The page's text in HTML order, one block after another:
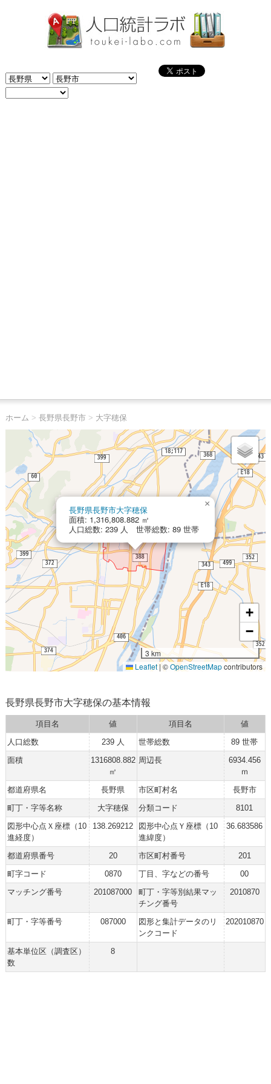
ホーム > 長野県長野市> 大字穂保
長野県長野市大字穂保
面積: 1,316,808.882 ㎡
人口総数: 239 人 世帯総数: 89 世帯
×
+
−
3 km
Leaflet | ©OpenStreetMapcontributors
長野県長野市大字穂保の基本情報
項目名 値 項目名
値
人口総数
239 人 世帯総数
89 世帯
面積
1316808.882
㎡
周辺長
6934.456
ｍ
都道府県名
長野県 市区町村名
長野市
町丁・字等名称
大字穂保 分類コード
8101
図形中心点Ｘ座標（10
進経度）
138.269212
図形中心点Ｙ座標（10
進緯度）
36.683586
都道府県番号 20 市区町村番号
201
町字コード
0870 丁目、字などの番号
00
マッチング番号
201087000
町丁・字等別結果マッ
チング番号
2010870
町丁・字等番号 087000
図形と集計データのリ
ンクコード
202010870
基本単位区（調査区）
数
8